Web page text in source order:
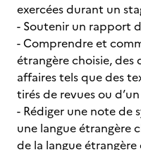
exercées durant un
- Soutenir un rapport
- Comprendre et
étrangère choisie, des
affaires tels que des
tirés de revues ou
- Rédiger une note de
une langue étrangère
de la langue étrangère